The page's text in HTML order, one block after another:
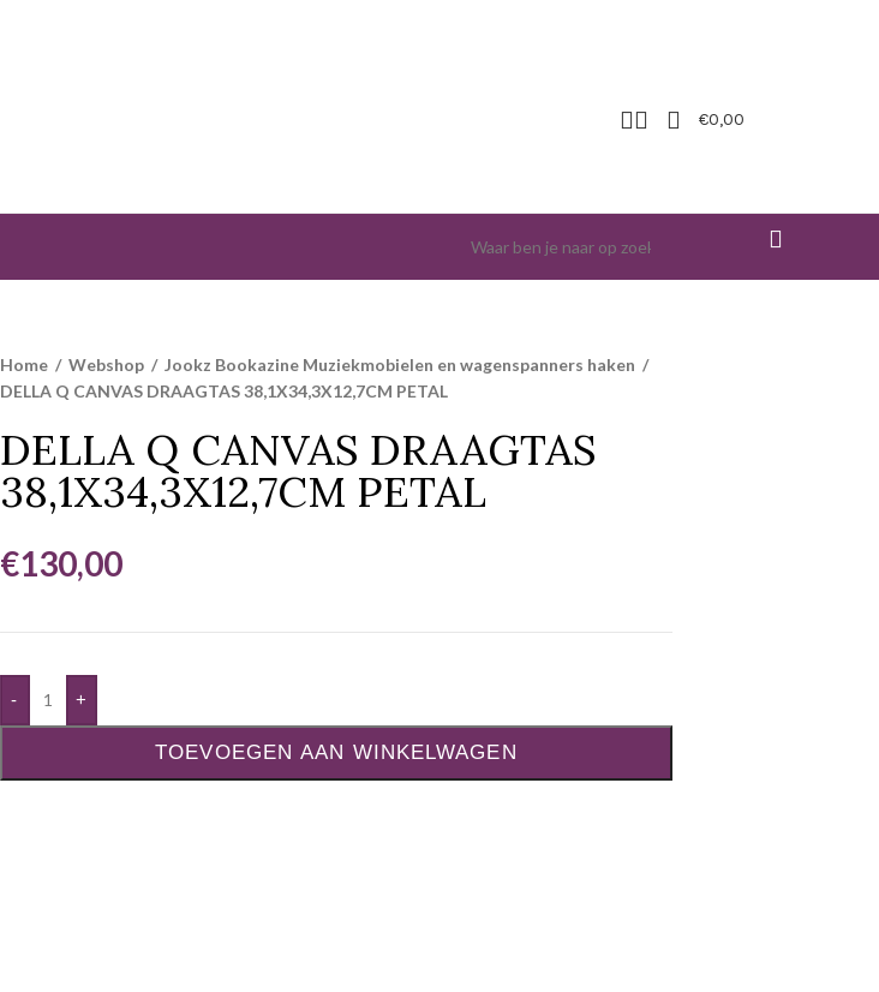
€0,00
Home / Webshop / Jookz Bookazine Muziekmobielen en wagenspanners haken /
DELLA Q CANVAS DRAAGTAS 38,1X34,3X12,7CM PETAL
DELLA Q CANVAS DRAAGTAS
38,1X34,3X12,7CM PETAL
€130,00
- +
TOEVOEGEN AAN WINKELWAGEN